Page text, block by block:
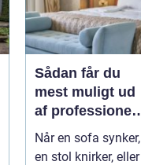
Sådan får du
mest muligt ud
af professionel
møbelpolstring
Når en sofa synker,
en stol knirker, eller